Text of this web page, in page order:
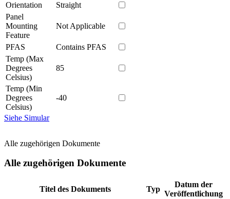
Orientation
Straight
Panel
Mounting
Feature
Not Applicable
PFAS
Contains PFAS
Temp (Max
Degrees
Celsius)
85
Temp (Min
Degrees
Celsius)
-40
Siehe Simular
Alle zugehörigen Dokumente
Alle zugehörigen Dokumente
Titel des Dokuments Typ
Datum der
Veröffentlichung